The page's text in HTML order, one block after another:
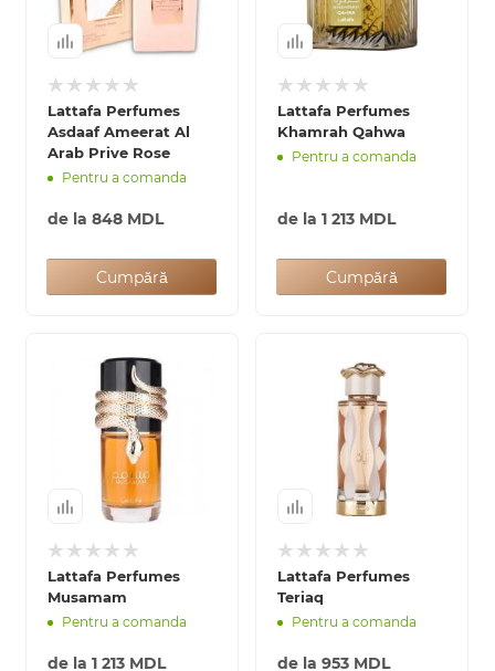
Lattafa Perfumes
Asdaaf Ameerat Al
Arab Prive Rose
Pentru a comanda
de la 848 MDL
Cumpără
Lattafa Perfumes
Khamrah Qahwa
Pentru a comanda
de la 1 213 MDL
Cumpără
Lattafa Perfumes
Musamam
Pentru a comanda
de la 1 213 MDL
Lattafa Perfumes
Teriaq
Pentru a comanda
de la 953 MDL